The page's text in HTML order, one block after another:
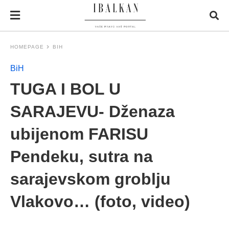
HOMEPAGE BIH
BiH
TUGA I BOL U
SARAJEVU- Dženaza
ubijenom FARISU
Pendeku, sutra na
sarajevskom groblju
Vlakovo… (foto, video)